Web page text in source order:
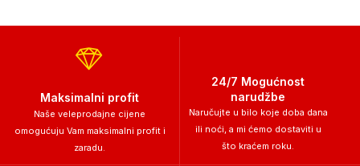
Maksimalni profit
Naše veleprodajne cijene
omogućuju Vam maksimalni profit i
zaradu.
24/7 Mogućnost
narudžbe
Naručujte u bilo koje doba dana
ili noći, a mi ćemo dostaviti u
što kraćem roku.